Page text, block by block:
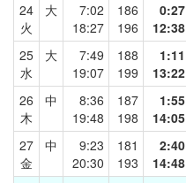
24
火
大
7:02
18:27
186
196
0:27
12:38
25
水
大
7:49
19:07
188
199
1:11
13:22
26
木
中
8:36
19:48
187
198
1:55
14:05
27
金
中
9:23
20:30
181
193
2:40
14:48